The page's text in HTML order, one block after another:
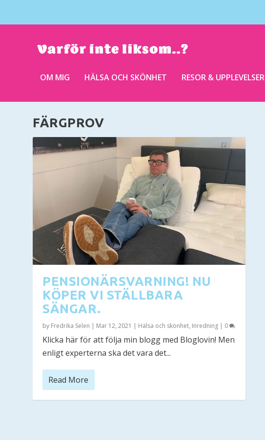
OM MIG HÄLSA OCH SKÖNHET RESOR & UPPLEVELSER
FÄRGPROV
PENSIONÄRSVARNING! NU
KÖPER VI STÄLLBARA
SÄNGAR.
by Fredrika Selen | Mar 12, 2021 | Hälsa och skönhet, Inredning | 0
Klicka här för att följa min blogg med Bloglovin! Men
enligt experterna ska det vara det...
Read More